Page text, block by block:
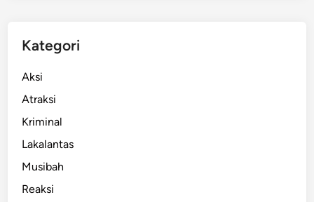
Kategori
Aksi
Atraksi
Kriminal
Lakalantas
Musibah
Reaksi